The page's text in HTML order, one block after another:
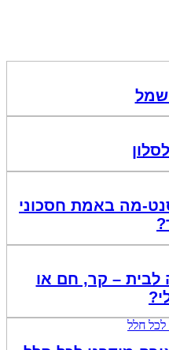
מה באמת חסכוני
לבית – קר, חם או